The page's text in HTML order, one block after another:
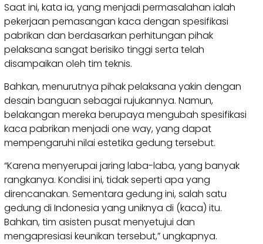
Saat ini, kata ia, yang menjadi permasalahan ialah
pekerjaan pemasangan kaca dengan spesifikasi
pabrikan dan berdasarkan perhitungan pihak
pelaksana sangat berisiko tinggi serta telah
disampaikan oleh tim teknis.
Bahkan, menurutnya pihak pelaksana yakin dengan
desain banguan sebagai rujukannya. Namun,
belakangan mereka berupaya mengubah spesifikasi
kaca pabrikan menjadi one way, yang dapat
mempengaruhi nilai estetika gedung tersebut.
“Karena menyerupai jaring laba-laba, yang banyak
rangkanya. Kondisi ini, tidak seperti apa yang
direncanakan. Sementara gedung ini, salah satu
gedung di Indonesia yang uniknya di (kaca) itu.
Bahkan, tim asisten pusat menyetujui dan
mengapresiasi keunikan tersebut,” ungkapnya.